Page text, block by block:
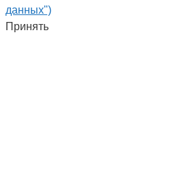
данных")
Принять